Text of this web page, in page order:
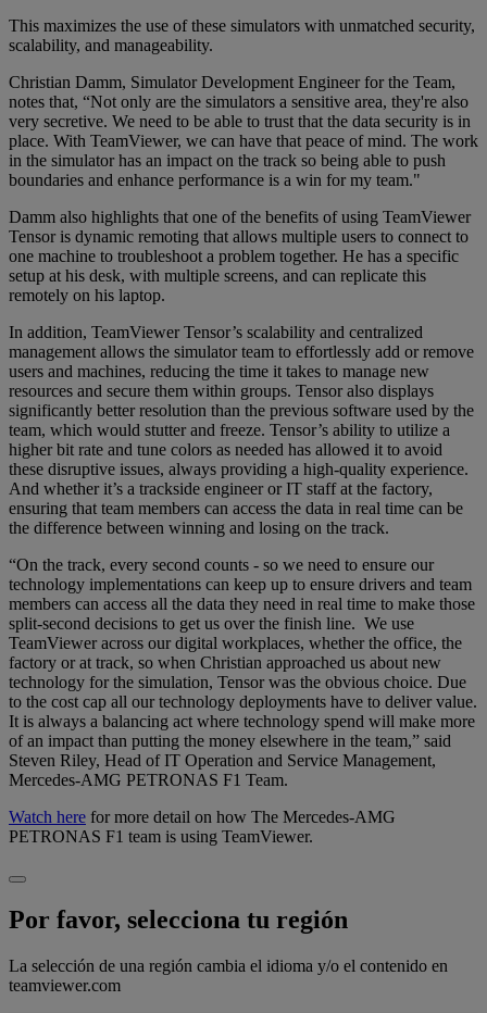
This maximizes the use of these simulators with unmatched security,
scalability, and manageability.
Christian Damm, Simulator Development Engineer for the Team,
notes that, “Not only are the simulators a sensitive area, they're also
very secretive. We need to be able to trust that the data security is in
place. With TeamViewer, we can have that peace of mind. The work
in the simulator has an impact on the track so being able to push
boundaries and enhance performance is a win for my team."
Damm also highlights that one of the benefits of using TeamViewer
Tensor is dynamic remoting that allows multiple users to connect to
one machine to troubleshoot a problem together. He has a specific
setup at his desk, with multiple screens, and can replicate this
remotely on his laptop.
In addition, TeamViewer Tensor’s scalability and centralized
management allows the simulator team to effortlessly add or remove
users and machines, reducing the time it takes to manage new
resources and secure them within groups. Tensor also displays
significantly better resolution than the previous software used by the
team, which would stutter and freeze. Tensor’s ability to utilize a
higher bit rate and tune colors as needed has allowed it to avoid
these disruptive issues, always providing a high-quality experience.
And whether it’s a trackside engineer or IT staff at the factory,
ensuring that team members can access the data in real time can be
the difference between winning and losing on the track.
“On the track, every second counts - so we need to ensure our
technology implementations can keep up to ensure drivers and team
members can access all the data they need in real time to make those
split-second decisions to get us over the finish line. We use
TeamViewer across our digital workplaces, whether the office, the
factory or at track, so when Christian approached us about new
technology for the simulation, Tensor was the obvious choice. Due
to the cost cap all our technology deployments have to deliver value.
It is always a balancing act where technology spend will make more
of an impact than putting the money elsewhere in the team,” said
Steven Riley, Head of IT Operation and Service Management,
Mercedes-AMG PETRONAS F1 Team.
Watch here for more detail on how The Mercedes-AMG
PETRONAS F1 team is using TeamViewer.
Por favor, selecciona tu región
La selección de una región cambia el idioma y/o el contenido en
teamviewer.com